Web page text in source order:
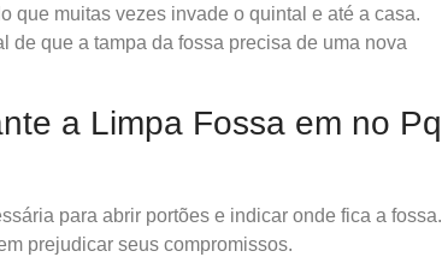
que muitas vezes invade o quintal e até a casa.
de que a tampa da fossa precisa de uma nova
a Limpa Fossa em no Pq
para abrir portões e indicar onde fica a fossa.
prejudicar seus compromissos.